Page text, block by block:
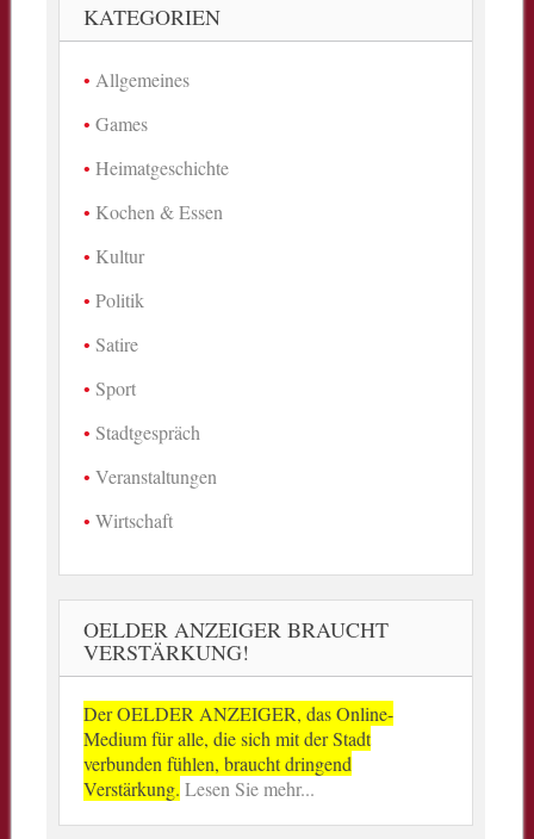
KATEGORIEN
Allgemeines
Games
Heimatgeschichte
Kochen & Essen
Kultur
Politik
Satire
Sport
Stadtgespräch
Veranstaltungen
Wirtschaft
OELDER ANZEIGER BRAUCHT
VERSTÄRKUNG!
Der OELDER ANZEIGER, das Online-
Medium für alle, die sich mit der Stadt
verbunden fühlen, braucht dringend
Verstärkung. Lesen Sie mehr...